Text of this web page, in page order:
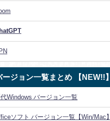
ージョン一覧まとめ 【NEW!!】
Windows バージョン一覧
ソフト バージョン一覧【Win/Mac】